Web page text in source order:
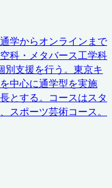
学からオンラインまで
科・メタバース工学科
別支援を行う。東京キ
中心に通学型を実施
とする。コースはスタ
スポーツ芸術コース。